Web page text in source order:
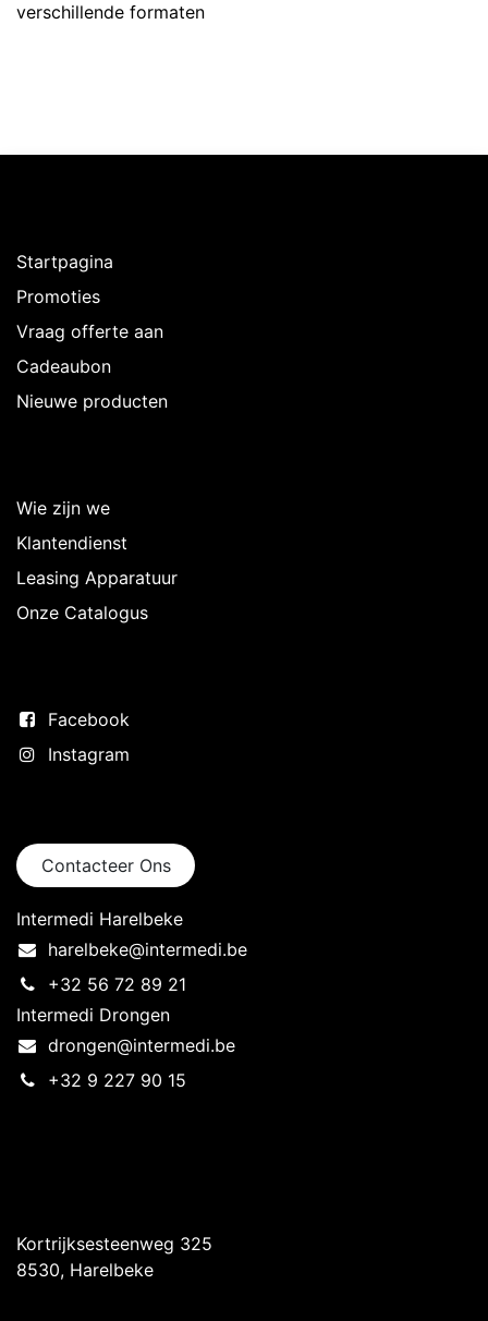
verschillende formaten
Startpagina
Promoties
Vraag offerte aan
Cadeaubon
Nieuwe producten
Wie zijn we
Klantendienst
Leasing Apparatuur
Onze Catalogus
Facebook
Instagram
Contacteer Ons
Intermedi Harelbeke
harelbeke@intermedi.be
+32 56 72 89 21
Intermedi Drongen
drongen@intermedi.be
+32 9 227 90 15
Kortrijksesteenweg 325
8530, Harelbeke